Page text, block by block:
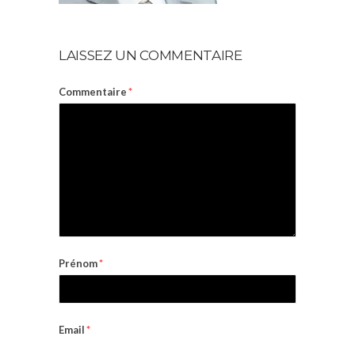
LAISSEZ UN COMMENTAIRE
Commentaire*
Prénom*
Email*